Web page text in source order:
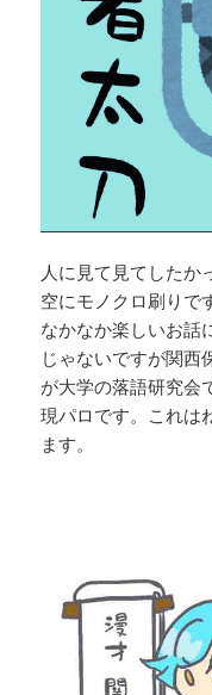
人に見て見てしたか
空にモノクロ刷りで
なかなか楽しいお話
じゃないですが関西
が大学の落語研究会
現パロです。これは
ます。